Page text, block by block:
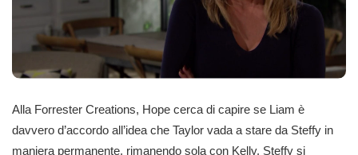
Alla Forrester Creations, Hope cerca di capire se Liam è
davvero d’accordo all’idea che Taylor vada a stare da Steffy in
maniera permanente, rimanendo sola con Kelly. Steffy si